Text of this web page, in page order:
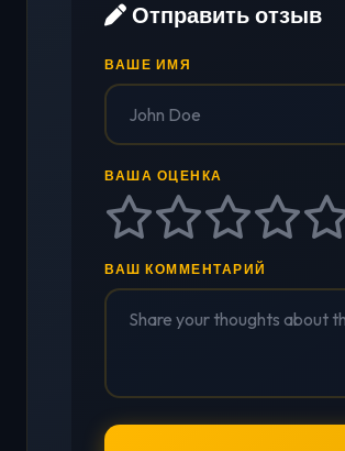
Отправить отзыв
ВАШЕ ИМЯ
ВАША ОЦЕНКА
ВАШ КОММЕНТАРИЙ